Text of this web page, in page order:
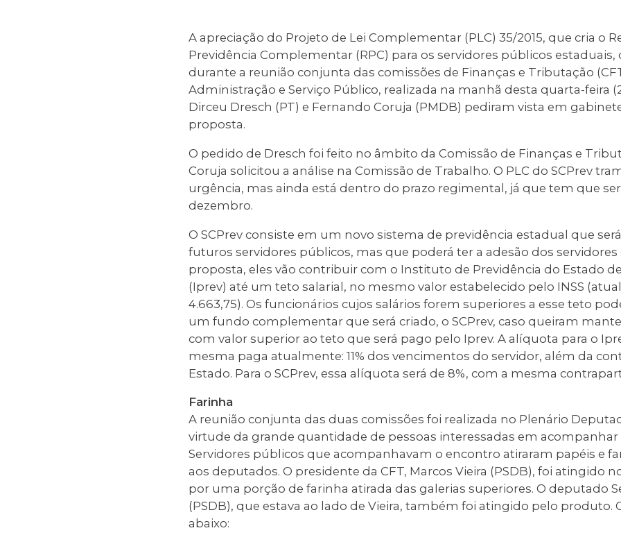
A apreciação do Projeto de Lei Complementar (PLC) 35/2015, que cria o
Previdência Complementar (RPC) para os servidores públicos estaduais,
durante a reunião conjunta das comissões de Finanças e Tributação
Administração e Serviço Público, realizada na manhã desta quarta-feira
Dirceu Dresch (PT) e Fernando Coruja (PMDB) pediram vista em
proposta.
O pedido de Dresch foi feito no âmbito da Comissão de Finanças e
Coruja solicitou a análise na Comissão de Trabalho. O PLC do SCPrev
urgência, mas ainda está dentro do prazo regimental, já que tem que
dezembro.
O SCPrev consiste em um novo sistema de previdência estadual que
futuros servidores públicos, mas que poderá ter a adesão dos servidores
proposta, eles vão contribuir com o Instituto de Previdência do Estado
(Iprev) até um teto salarial, no mesmo valor estabelecido pelo INSS
4.663,75). Os funcionários cujos salários forem superiores a esse teto
um fundo complementar que será criado, o SCPrev, caso queiram
com valor superior ao teto que será pago pelo Iprev. A alíquota para o
mesma paga atualmente: 11% dos vencimentos do servidor, além da
Estado. Para o SCPrev, essa alíquota será de 8%, com a mesma
Farinha
A reunião conjunta das duas comissões foi realizada no Plenário
virtude da grande quantidade de pessoas interessadas em acompanhar
Servidores públicos que acompanhavam o encontro atiraram papéis e
aos deputados. O presidente da CFT, Marcos Vieira (PSDB), foi atingido
por uma porção de farinha atirada das galerias superiores. O deputado
(PSDB), que estava ao lado de Vieira, também foi atingido pelo produto.
abaixo: